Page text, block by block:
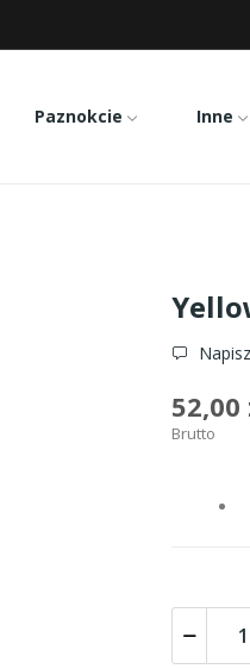
Paznokcie Inne
52,00
Brutto